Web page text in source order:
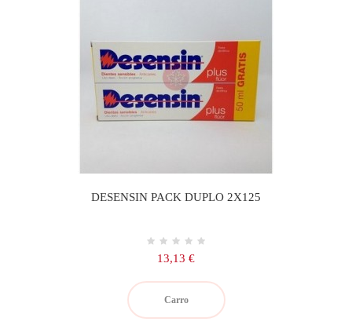
DESENSIN PACK DUPLO 2X125
Precio
13,13 €
Carro